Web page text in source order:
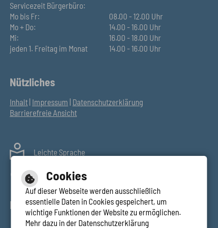
Servicezeit Bürgerbüro:
Mo bis Fr:
Mo + Do:
Mi:
08.00 - 12.00 Uhr
14.00 - 16.00 Uhr
16.00 - 18.00 Uhr
jeden 1. Freitag im Monat
14.00 - 16.00 Uhr
Nützliches
Inhalt| Impressum | Datenschutzerklärung
Barrierefreie Ansicht
Leichte Sprache
Gebärdensprache
Bankverbindungen
Cookies
Auf dieser Webseite werden ausschließlich
essentielle Daten in Cookies gespeichert, um
wichtige Funktionen der Website zu ermöglichen.
Mehr dazu in der Datenschutzerklärung